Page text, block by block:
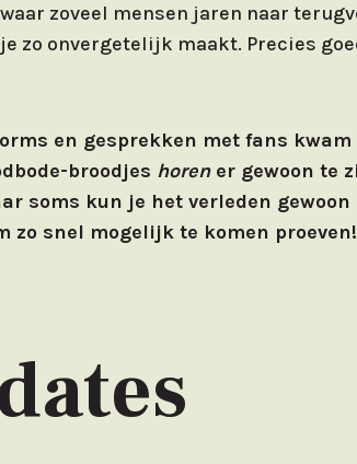
zoveel mensen jaren naar
zo onvergetelijk maakt. Precies
en gesprekken met fans kwam
broodjes horener gewoon te
soms kun je het verleden
zo snel mogelijk te komen proeven!